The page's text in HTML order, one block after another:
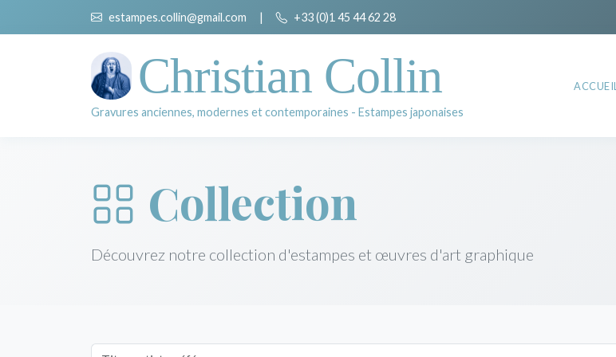
estampes.collin@gmail.com | +33 (0)1 45 44 62 28
Christian Collin
Gravures anciennes, modernes et contemporaines - Estampes japonaises
ACCUEIL
Collection
Découvrez notre collection d'estampes et œuvres d'art graphique